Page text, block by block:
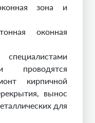
зона и
оконная
проводятся
кирпичной
вынос
для